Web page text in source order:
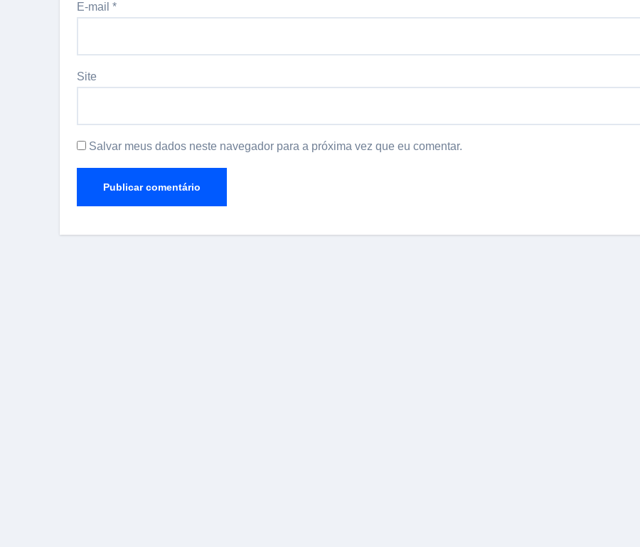
E-mail *
Site
Salvar meus dados neste navegador para a próxima vez que eu comentar.